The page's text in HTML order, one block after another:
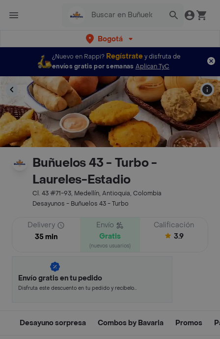
Bogotá
¿Nuevo en Rappi? Regístratey disfruta de
envíos gratis por semanas Aplican TyC
Buñuelos 43 - Turbo -
Laureles-Estadio
Cl. 43 #71-93, Medellín, Antioquia, Colombia
Desayunos - Buñuelos 43 - Turbo
Delivery
35 min
Envío
Gratis
(nuevos usuarios)
Calificación
3.9
Envío gratis en tu pedido
Disfruta este descuento en tu pedido y recíbelo
Desayuno sorpresa Combos by Bavaria Promos